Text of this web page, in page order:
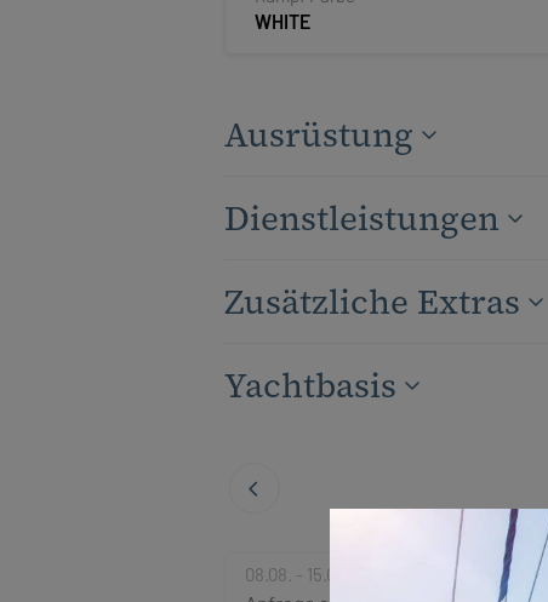
WHITE
Ausrüstung
Dienstleistungen
Zusätzliche Extras
Yachtbasis
08.08. - 15.08.2026